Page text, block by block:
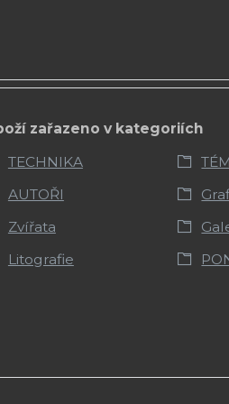
zařazeno v kategoriích
TECHNIKA
AUTOŘI
Zvířata
Litografie